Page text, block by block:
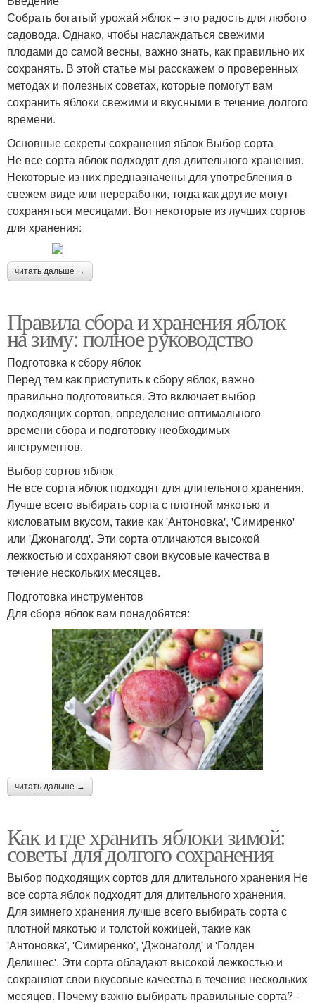
Собрать богатый урожай яблок – это радость для любого
садовода. Однако, чтобы наслаждаться свежими
плодами до самой весны, важно знать, как правильно их
сохранять. В этой статье мы расскажем о проверенных
методах и полезных советах, которые помогут вам
сохранить яблоки свежими и вкусными в течение долгого
времени.
Основные секреты сохранения яблок Выбор сорта
Не все сорта яблок подходят для длительного хранения.
Некоторые из них предназначены для употребления в
свежем виде или переработки, тогда как другие могут
сохраняться месяцами. Вот некоторые из лучших сортов
для хранения:
читать дальше →
Правила сбора и хранения яблок
на зиму: полное руководство
Подготовка к сбору яблок
Перед тем как приступить к сбору яблок, важно
правильно подготовиться. Это включает выбор
подходящих сортов, определение оптимального
времени сбора и подготовку необходимых
инструментов.
Выбор сортов яблок
Не все сорта яблок подходят для длительного хранения.
Лучше всего выбирать сорта с плотной мякотью и
кисловатым вкусом, такие как 'Антоновка', 'Симиренко'
или 'Джонаголд'. Эти сорта отличаются высокой
лежкостью и сохраняют свои вкусовые качества в
течение нескольких месяцев.
Подготовка инструментов
Для сбора яблок вам понадобятся:
читать дальше →
Как и где хранить яблоки зимой:
советы для долгого сохранения
Выбор подходящих сортов для длительного хранения Не
все сорта яблок подходят для длительного хранения.
Для зимнего хранения лучше всего выбирать сорта с
плотной мякотью и толстой кожицей, такие как
'Антоновка', 'Симиренко', 'Джонаголд' и 'Голден
Делишес'. Эти сорта обладают высокой лежкостью и
сохраняют свои вкусовые качества в течение нескольких
месяцев. Почему важно выбирать правильные сорта? -